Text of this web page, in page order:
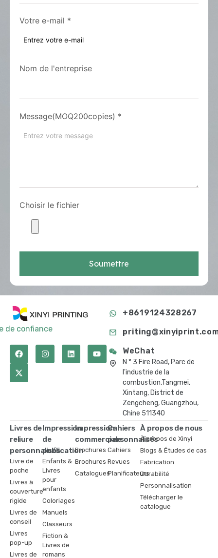
Votre e-mail *
Nom de l'entreprise
Message(MOQ200copies) *
Choisir le fichier
Soumettre
de confiance
+8619124328267
WeChat
N ° 3 Fire Road, Parc de
l'industrie de la
combustion,Tangmei,
Xintang, District de
Zengcheng, Guangzhou,
Chine 511340
Livres de
reliure
personnalisés
Livre de
poche
Livres à
couverture
rigide
Livres de
conseil
Livres
pop-up
Livres de
Impression
de
publication
Enfants &
Livres
pour
enfants
Coloriages
Manuels
Classeurs
Fiction &
Livres de
romans
Impression
commerciale
Brochures
Brochures
Catalogues
Cahiers
personnalisés
Cahiers
Revues
Planificateurs
À propos de nous
À propos de Xinyi
Blogs & Études de cas
Fabrication
Durabilité
Personnalisation
Télécharger le
catalogue